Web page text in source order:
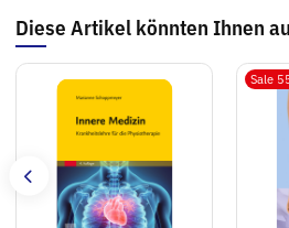
Diese Artikel könnten Ihnen
Sale